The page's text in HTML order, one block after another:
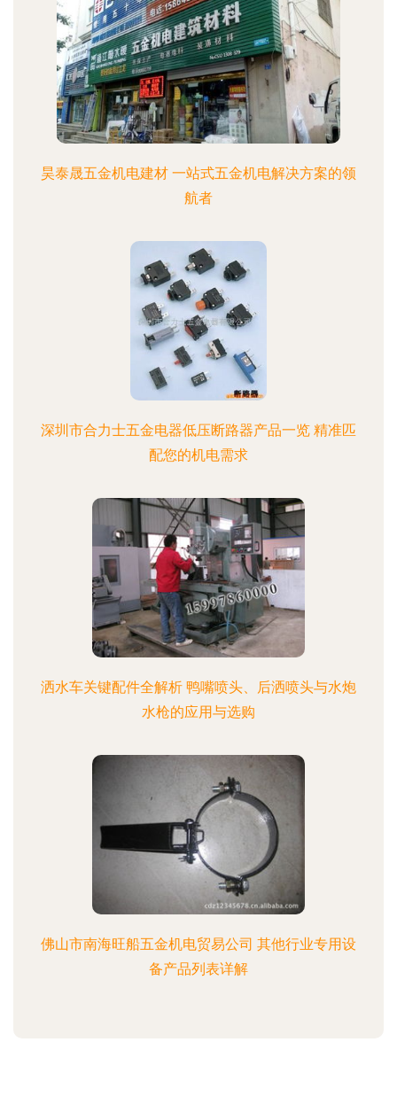
昊泰晟五金机电建材 一站式五金机电解决方案的领
航者
深圳市合力士五金电器低压断路器产品一览 精准匹
配您的机电需求
洒水车关键配件全解析 鸭嘴喷头、后洒喷头与水炮
水枪的应用与选购
佛山市南海旺船五金机电贸易公司 其他行业专用设
备产品列表详解